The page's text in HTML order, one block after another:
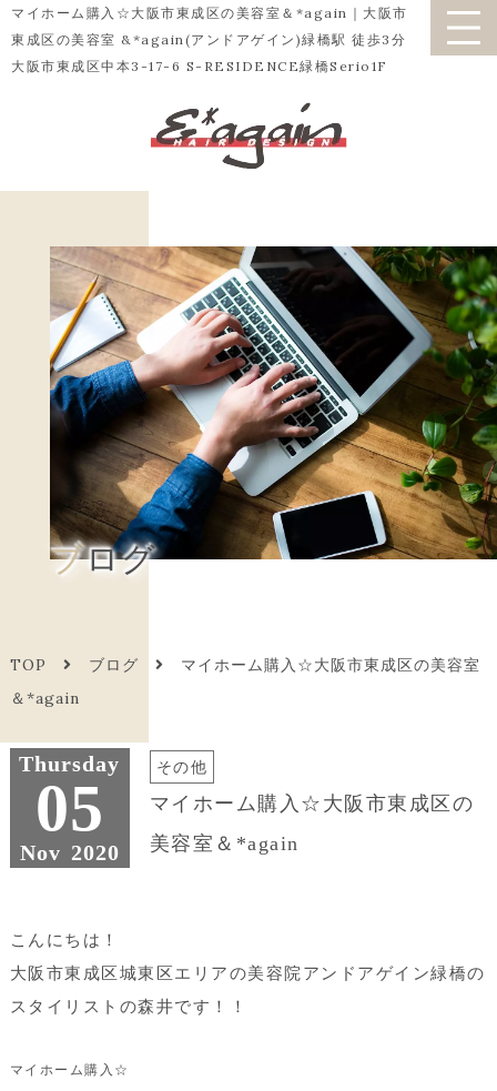
マイホーム購入☆大阪市東成区の美容室＆*again｜大阪市
東成区の美容室 &*again(アンドアゲイン)緑橋駅 徒歩3分
大阪市東成区中本3-17-6 S-RESIDENCE緑橋Serio1F
ブログ
TOP ブログ
マイホーム購入☆大阪市東成区の美容室
＆*again
Thursday
05
Nov 2020
その他
マイホーム購入☆大阪市東成区の
美容室＆*again
こんにちは！
大阪市東成区城東区エリアの美容院アンドアゲイン緑橋の
スタイリストの森井です！！
マイホーム購入☆